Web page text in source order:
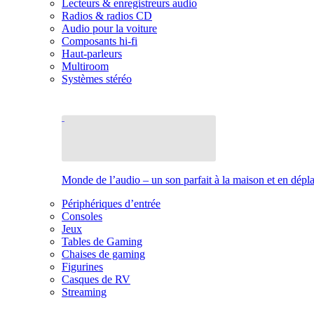
Lecteurs & enregistreurs audio
Radios & radios CD
Audio pour la voiture
Composants hi-fi
Haut-parleurs
Multiroom
Systèmes stéréo
Monde de l’audio – un son parfait à la maison et en
Périphériques d’entrée
Consoles
Jeux
Tables de Gaming
Chaises de gaming
Figurines
Casques de RV
Streaming